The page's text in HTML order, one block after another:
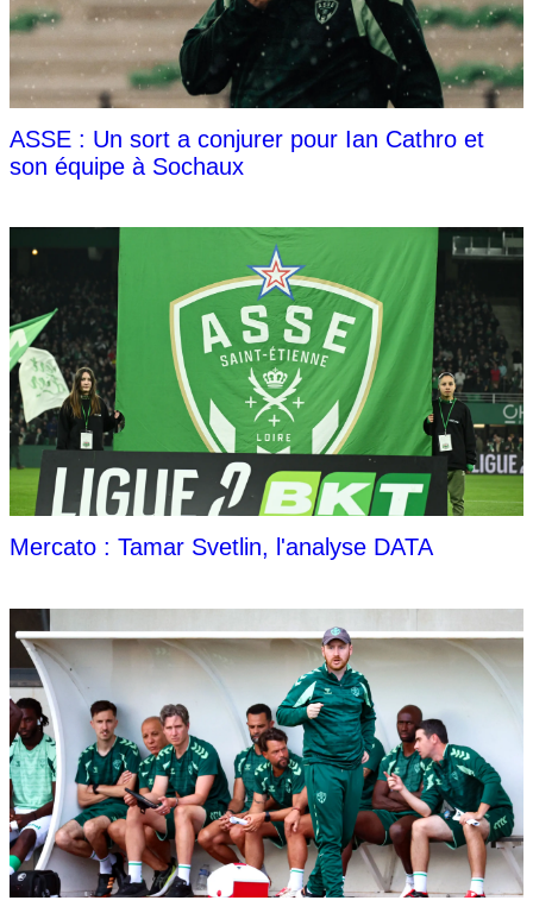
ASSE : Un sort a conjurer pour Ian Cathro et
son équipe à Sochaux
Mercato : Tamar Svetlin, l'analyse DATA